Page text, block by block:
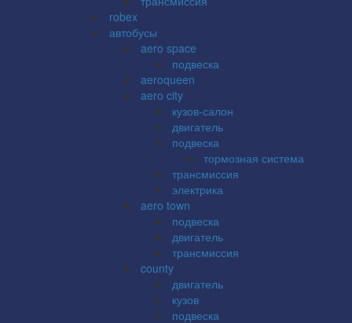
robex
автобусы
aero space
подвеска
aeroqueen
aero city
кузов-салон
двигатель
подвеска
тормозная система
трансмиссия
электрика
aero town
подвеска
двигатель
трансмиссия
county
двигатель
кузов
подвеска